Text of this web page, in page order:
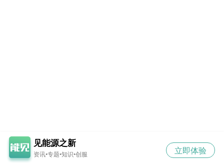
见能源之新
资讯•专题•知识•创服 立即体验